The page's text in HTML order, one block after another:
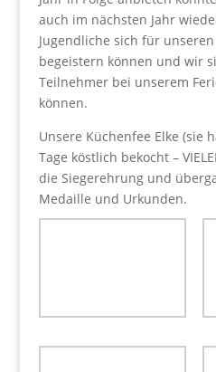
auch im nächsten Jahr
Jugendliche sich für
begeistern können und wir
Teilnehmer bei unserem
können.
Unsere Küchenfee Elke (sie
Tage köstlich bekocht –
die Siegerehrung und
Medaille und Urkunden.